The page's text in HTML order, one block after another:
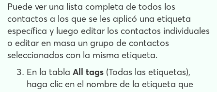
Puede ver una lista completa de todos los
contactos a los que se les aplicó una etiqueta
específica y luego editar los contactos individuales
o editar en masa un grupo de contactos
seleccionados con la misma etiqueta.
En la tabla All tags (Todas las etiquetas),
haga clic en el nombre de la etiqueta que